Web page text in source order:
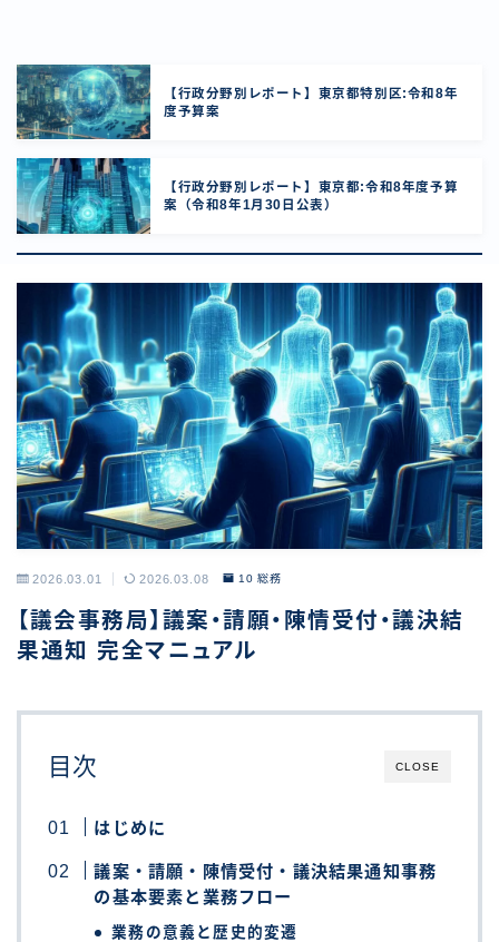
【行政分野別レポート】東京都特別区:令和8年
度予算案
【行政分野別レポート】東京都:令和8年度予算
案（令和8年1月30日公表）
2026.03.01 2026.03.08 10 総務
【議会事務局】議案・請願・陳情受付・議決結
果通知 完全マニュアル
CLOSE
目次
はじめに
議案・請願・陳情受付・議決結果通知事務
の基本要素と業務フロー
業務の意義と歴史的変遷